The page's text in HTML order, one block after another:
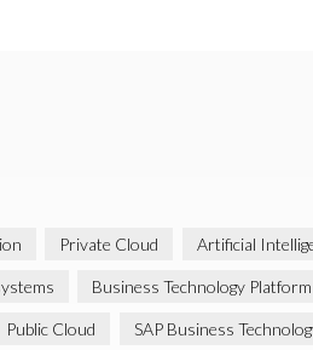
Private Cloud Artificial
Business Technology Platform
Public Cloud SAP Business